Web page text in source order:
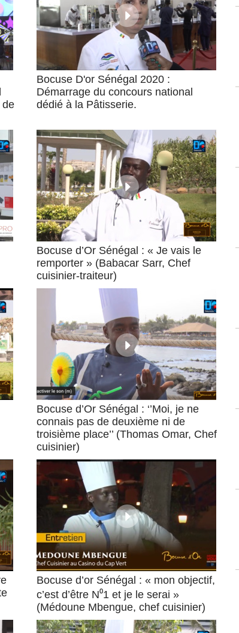
de
Bocuse D'or Sénégal 2020 :
Démarrage du concours national
dédié à la Pâtisserie.
Bocuse d’Or Sénégal : « Je vais le
remporter » (Babacar Sarr, Chef
cuisinier-traiteur)
Bocuse d’Or Sénégal : ‘’Moi, je ne
connais pas de deuxième ni de
troisième place’’ (Thomas Omar, Chef
cuisinier)
Bocuse d’or Sénégal : « mon objectif,
c’est d’être N⁰1 et je le serai »
(Médoune Mbengue, chef cuisinier)